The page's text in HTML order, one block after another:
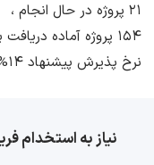
21 پروژه در حال انجام ،
154 پروژه آماده دریافت پیشنهاد ،
نرخ پذیرش پیشنهاد 14%
نیاز به استخدام